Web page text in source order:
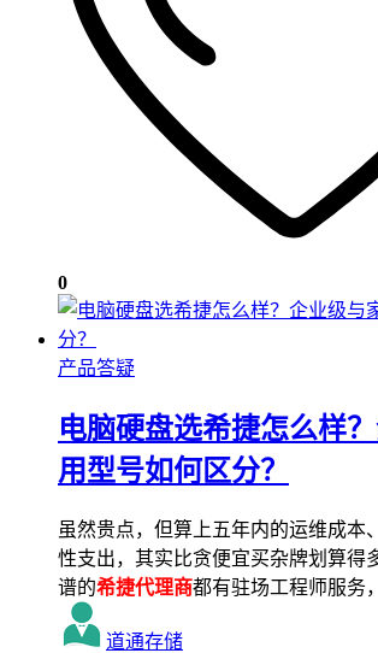
0
产品答疑
电脑硬盘选希捷怎么样
用型号如何区分？
虽然贵点，但算上五年内的运维成本
性支出，其实比贪便宜买杂牌划算得
谱的希捷代理商都有驻场工程师服务
道通存储